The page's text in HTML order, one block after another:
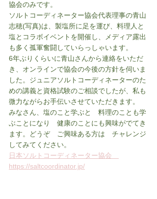
協会のみです。
ソルトコーディネーター協会代表理事の青山
志穂(写真)は、製塩所に足を運び、料理人と
塩とコラボイベントを開催し、メディア露出
も多く孤軍奮闘していらっしゃいます。
6年ぶりくらいに青山さんから連絡をいただ
き、オンラインで協会の今後の方針を伺いま
した。ジュニアソルトコーディネーターのた
めの講義と資格試験のご相談でしたが、私も
微力ながらお手伝いさせていただきます。
みなさん、塩のこと学ぶと　料理のことも学
ぶことになり　健康のことにも興味がでてき
ます。どうぞ　ご興味ある方は　チャレンジ
してみてください。
日本ソルトコーディネーター協会
https://saltcoordinator.jp/